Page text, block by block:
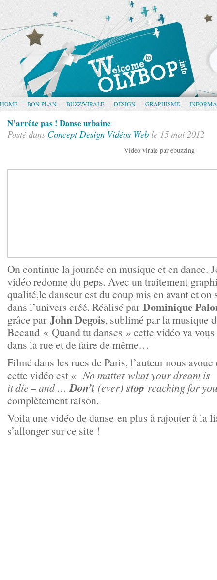
HOME BON PLAN BUZZ/VIRALE DESIGN GRAPHISME
N’arrête pas ! Danse urbaine
Posté dans Concept Design Vidéos Web le 15 mai 2012
Vidéo virale par ebuzzing
On continue la journée en musique et en dance.
vidéo redonne du peps. Avec un traitement
qualité,le danseur est du coup mis en avant et on
dans l’univers créé. Réalisé par Dominique
grâce par John Degois, sublimé par la musique
Becaud « Quand tu danses » cette vidéo va
dans la rue et de faire de même…
Filmé dans les rues de Paris, l’auteur nous avoue
cette vidéo est «No matter what your dream is
it die – and … Don’t (ever)stop reaching for
complètement raison.
Voila une vidéo de danse en plus à rajouter à la
s’allonger sur ce site !